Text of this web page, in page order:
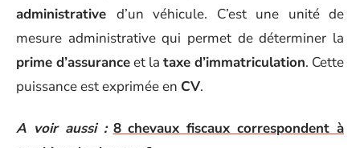
administrative d’un véhicule. C’est une unité de
mesure administrative qui permet de déterminer la
prime d’assuranceet la taxe d’immatriculation. Cette
puissance est exprimée en CV.
A voir aussi : 8 chevaux fiscaux correspondent à